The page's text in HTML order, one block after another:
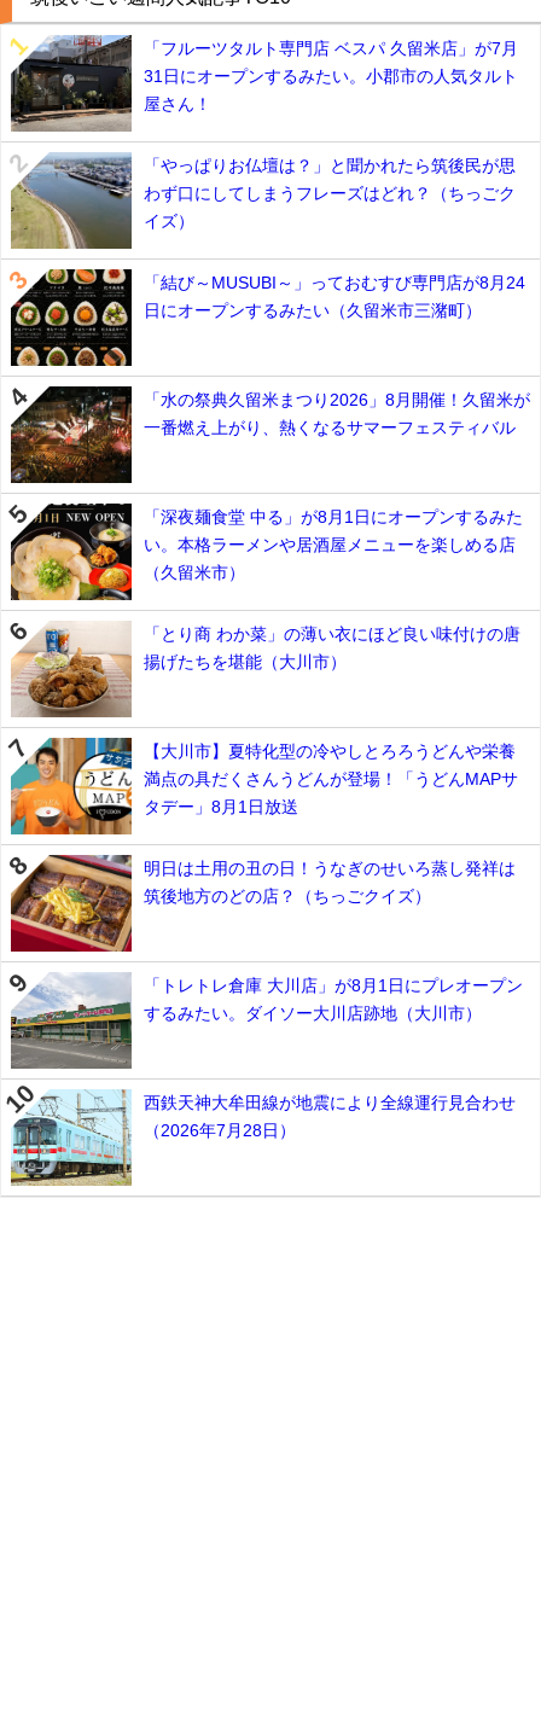
「フルーツタルト専門店 ベスパ 久留米店」が7月
31日にオープンするみたい。小郡市の人気タルト
屋さん！
「やっぱりお仏壇は？」と聞かれたら筑後民が思
わず口にしてしまうフレーズはどれ？（ちっごク
イズ）
「結び～MUSUBI～」っておむすび専門店が8月24
日にオープンするみたい（久留米市三潴町）
「水の祭典久留米まつり2026」8月開催！久留米が
一番燃え上がり、熱くなるサマーフェスティバル
「深夜麺食堂 中る」が8月1日にオープンするみた
い。本格ラーメンや居酒屋メニューを楽しめる店
（久留米市）
「とり商 わか菜」の薄い衣にほど良い味付けの唐
揚げたちを堪能（大川市）
【大川市】夏特化型の冷やしとろろうどんや栄養
満点の具だくさんうどんが登場！「うどんMAPサ
タデー」8月1日放送
明日は土用の丑の日！うなぎのせいろ蒸し発祥は
筑後地方のどの店？（ちっごクイズ）
「トレトレ倉庫 大川店」が8月1日にプレオープン
するみたい。ダイソー大川店跡地（大川市）
西鉄天神大牟田線が地震により全線運行見合わせ
（2026年7月28日）